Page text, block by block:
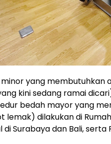
yang
kini sedang ramai
bedah mayor yang
lemak) dilakukan di
Surabaya dan Bali, serta